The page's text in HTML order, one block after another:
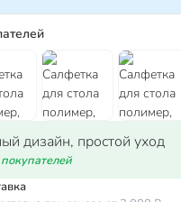
дизайн, простой уход